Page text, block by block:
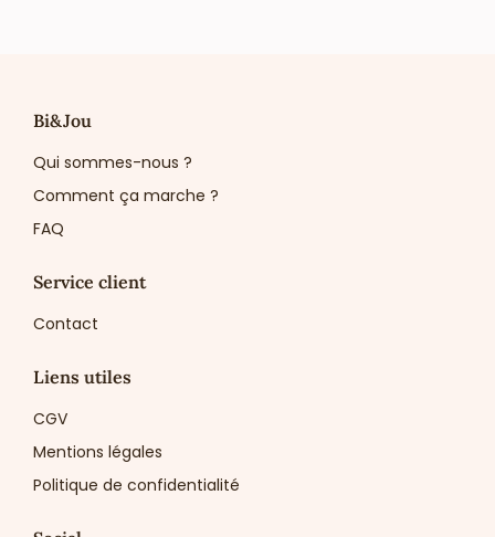
Bi&Jou
Qui sommes-nous ?
Comment ça marche ?
FAQ
Service client
Contact
Liens utiles
CGV
Mentions légales
Politique de confidentialité